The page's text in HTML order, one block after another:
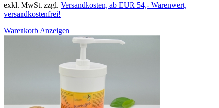
exkl. MwSt. zzgl. Versandkosten, ab EUR 54,- Warenwert,
versandkostenfrei!
Warenkorb Anzeigen